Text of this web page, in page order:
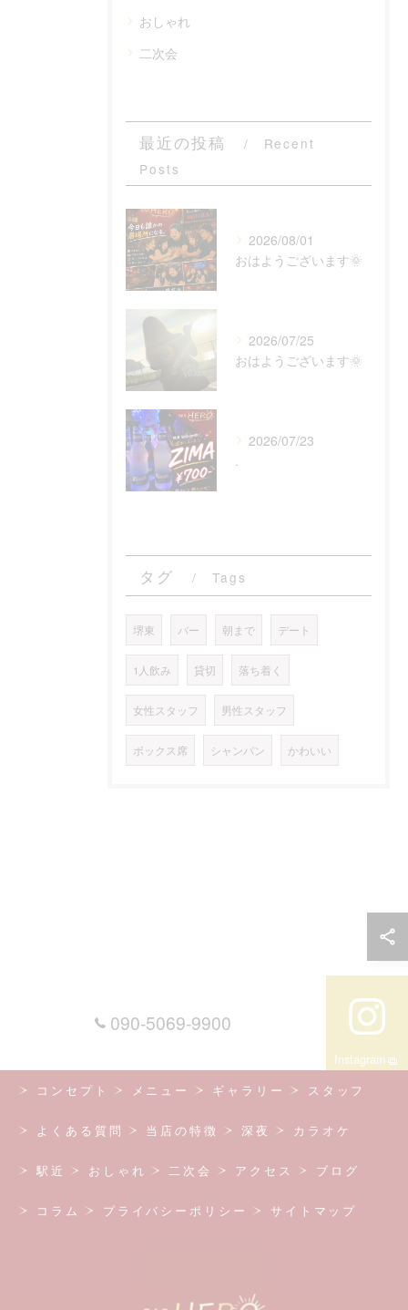
おしゃれ
二次会
最近の投稿
Recent
Posts
2026/08/01
おはようございます🌞
2026/07/25
おはようございます🌞
2026/07/23
.
タグ Tags
堺東 バー 朝まで デート
1人飲み 貸切 落ち着く
女性スタッフ 男性スタッフ
ボックス席 シャンパン かわいい
090-5069-9900
Instagram
コンセプト メニュー ギャラリー スタッフ
よくある質問 当店の特徴 深夜 カラオケ
駅近 おしゃれ 二次会 アクセス ブログ
コラム プライバシーポリシー サイトマップ